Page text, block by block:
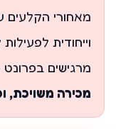
מאחורי
וייחודית
מרגישים
מכירה משויכת,